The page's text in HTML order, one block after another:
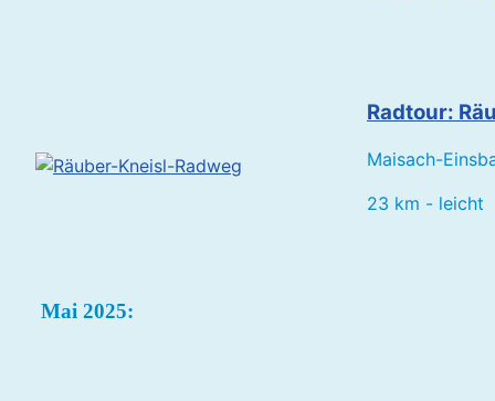
Radtour:
Maisach-
23 km - leicht
Mai 2025: